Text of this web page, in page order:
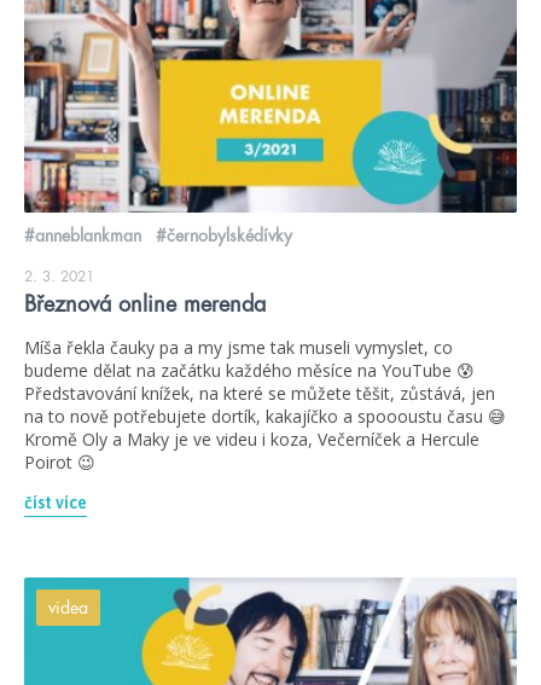
#anneblankman #černobylskédívky
2. 3. 2021
Březnová online merenda
Míša řekla čauky pa a my jsme tak museli vymyslet, co
budeme dělat na začátku každého měsíce na YouTube 😰
Představování knížek, na které se můžete těšit, zůstává, jen
na to nově potřebujete dortík, kakajíčko a spoooustu času 😅
Kromě Oly a Maky je ve videu i koza, Večerníček a Hercule
Poirot 😉
číst více
videa